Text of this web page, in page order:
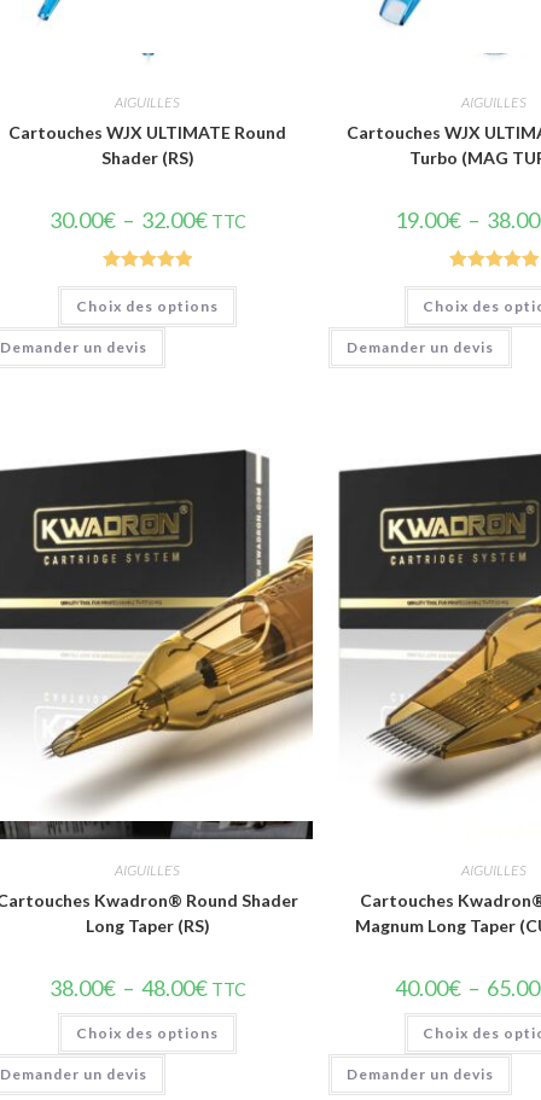
Vue rapide
AIGUILLES
Cartouches WJX ULTIMATE Round
Shader (RS)
30.00€ – 32.00€ TTC
Note5.00
sur 5
Choix des options
Demander un devis
Vue
AIGUILLES
Cartouches WJX
Turbo (MAG
19.00€ – 38.00
Note5.00
sur 5
Choix des
Demander un devis
Vue rapide
AIGUILLES
Kwadron® Round Shader
Long Taper (RS)
38.00€ – 48.00€ TTC
Choix des options
Demander un devis
AIGUILLES
Cartouches
Magnum Long Taper
40.00€ – 65.00
Choix des
Demander un devis